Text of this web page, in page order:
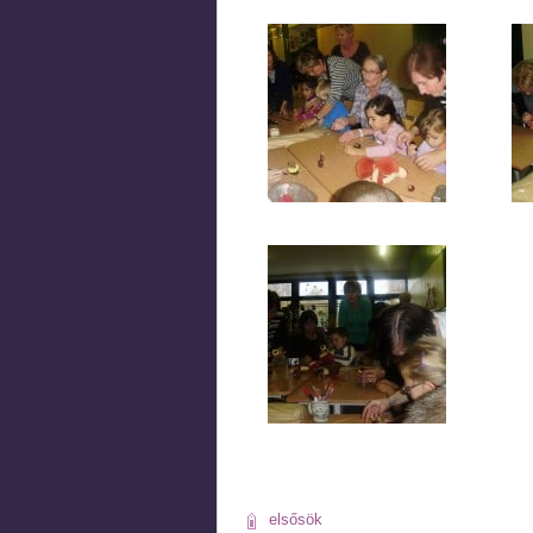
elsősök